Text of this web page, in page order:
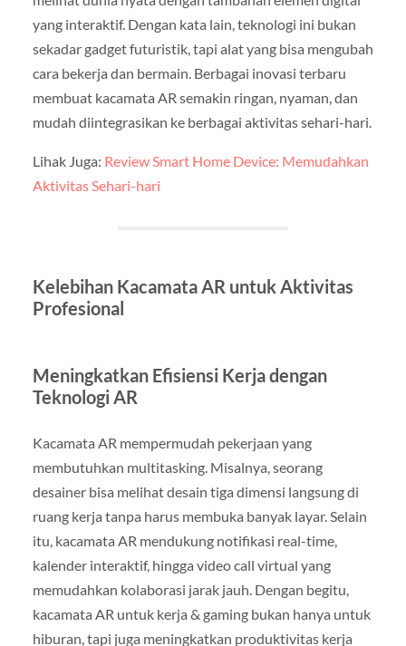
yang interaktif. Dengan kata lain, teknologi ini bukan
sekadar gadget futuristik, tapi alat yang bisa mengubah
cara bekerja dan bermain. Berbagai inovasi terbaru
membuat kacamata AR semakin ringan, nyaman, dan
mudah diintegrasikan ke berbagai aktivitas sehari-hari.
Lihak Juga: Review Smart Home Device: Memudahkan
Aktivitas Sehari-hari
Kelebihan Kacamata AR untuk Aktivitas
Profesional
Meningkatkan Efisiensi Kerja dengan
Teknologi AR
Kacamata AR mempermudah pekerjaan yang
membutuhkan multitasking. Misalnya, seorang
desainer bisa melihat desain tiga dimensi langsung di
ruang kerja tanpa harus membuka banyak layar. Selain
itu, kacamata AR mendukung notifikasi real-time,
kalender interaktif, hingga video call virtual yang
memudahkan kolaborasi jarak jauh. Dengan begitu,
kacamata AR untuk kerja & gaming bukan hanya untuk
hiburan, tapi juga meningkatkan produktivitas kerja